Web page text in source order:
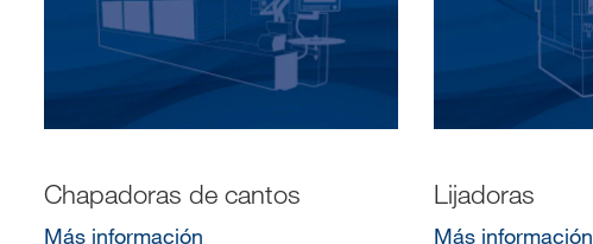
Chapadoras de cantos
Más información
Lijadoras
Más información